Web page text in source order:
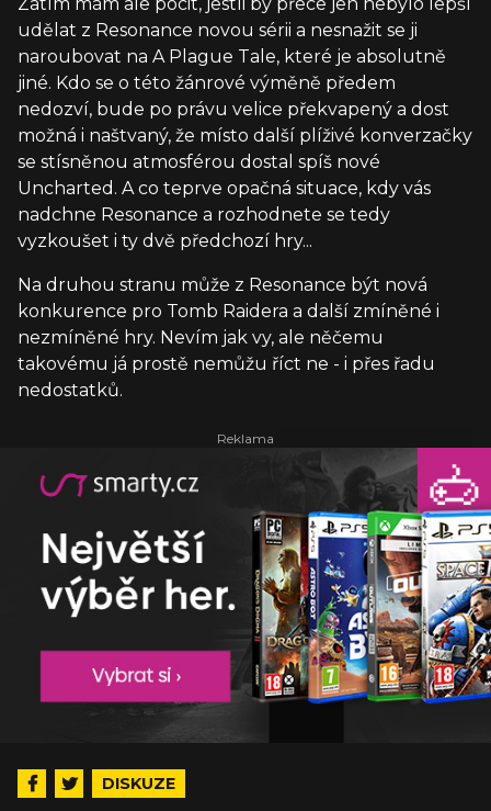
Zatím mám ale pocit, jestli by přece jen nebylo lepší
udělat z Resonance novou sérii a nesnažit se ji
naroubovat na A Plague Tale, které je absolutně
jiné. Kdo se o této žánrové výměně předem
nedozví, bude po právu velice překvapený a dost
možná i naštvaný, že místo další plíživé konverzačky
se stísněnou atmosférou dostal spíš nové
Uncharted. A co teprve opačná situace, kdy vás
nadchne Resonance a rozhodnete se tedy
vyzkoušet i ty dvě předchozí hry...
Na druhou stranu může z Resonance být nová
konkurence pro Tomb Raidera a další zmíněné i
nezmíněné hry. Nevím jak vy, ale něčemu
takovému já prostě nemůžu říct ne - i přes řadu
nedostatků.
DISKUZE